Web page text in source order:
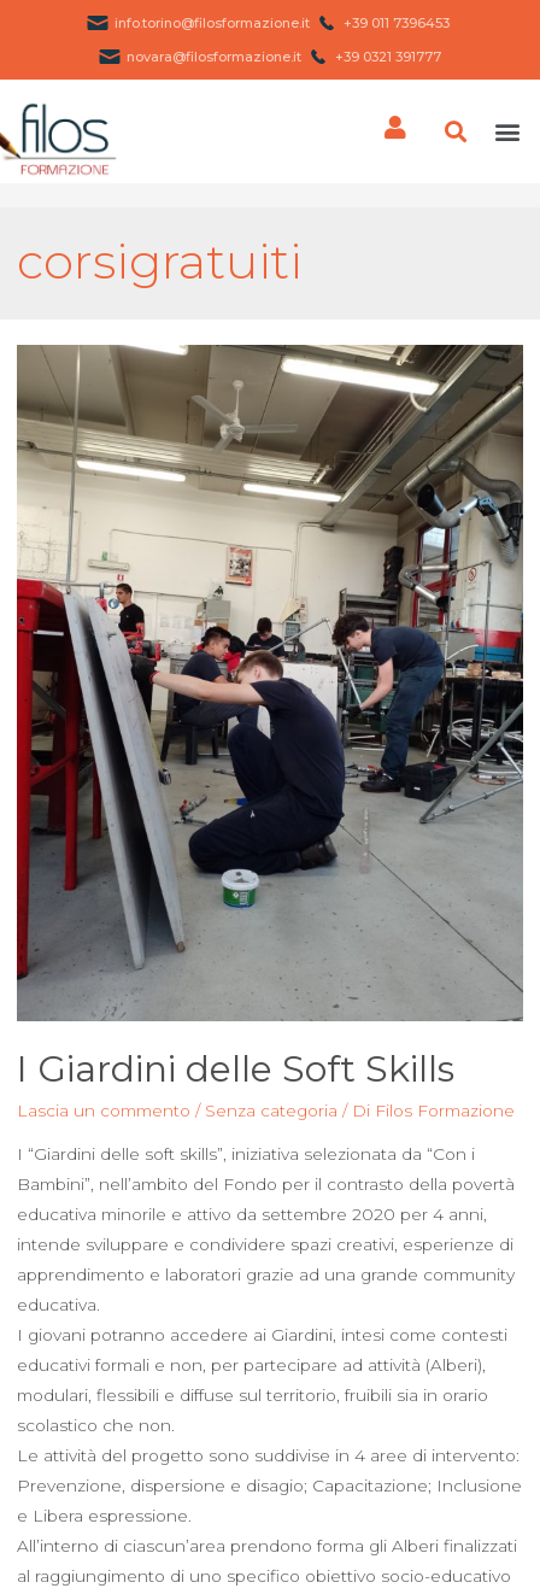
info.torino@filosformazione.it
+39 011 7396453 ​
novara@filosformazione.it
+39 0321 391777
corsigratuiti
I Giardini delle Soft Skills
Lascia un commento / Senza categoria / Di Filos Formazione
I “Giardini delle soft skills”, iniziativa selezionata da “Con i
Bambini”, nell’ambito del Fondo per il contrasto della povertà
educativa minorile e attivo da settembre 2020 per 4 anni,
intende sviluppare e condividere spazi creativi, esperienze di
apprendimento e laboratori grazie ad una grande community
educativa.
I giovani potranno accedere ai Giardini, intesi come contesti
educativi formali e non, per partecipare ad attività (Alberi),
modulari, flessibili e diffuse sul territorio, fruibili sia in orario
scolastico che non.
Le attività del progetto sono suddivise in 4 aree di intervento:
Prevenzione, dispersione e disagio; Capacitazione; Inclusione
e Libera espressione.
All’interno di ciascun’area prendono forma gli Alberi finalizzati
al raggiungimento di uno specifico obiettivo socio-educativo